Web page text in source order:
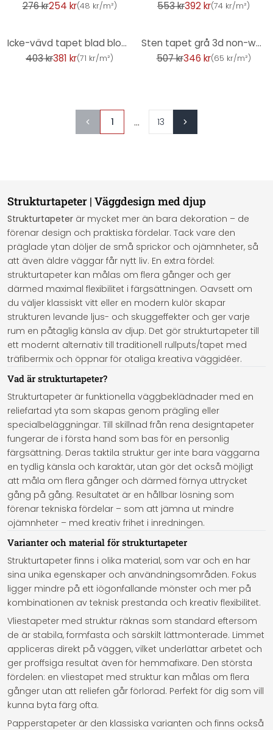
276 kr254 kr(48 kr/m²)
553 kr392 kr(74 kr/m²)
Icke-vävd tapet blad blommor natur matt i vitt rött
403 kr381 kr(71 kr/m²)
Sten tapet grå 3d non-woven tapet sten effekt tapet sten vägg ljusgrå sten vägg
507 kr346 kr(65 kr/m²)
1 ... 13
Strukturtapeter | Väggdesign med djup
Strukturtapeter är mycket mer än bara dekoration – de
förenar design och praktiska fördelar. Tack vare den
präglade ytan döljer de små sprickor och ojämnheter, så
att även äldre väggar får nytt liv. En extra fördel:
strukturtapeter kan målas om flera gånger och ger
därmed maximal flexibilitet i färgsättningen. Oavsett om
du väljer klassiskt vitt eller en modern kulör skapar
strukturen levande ljus- och skuggeffekter och ger varje
rum en påtaglig känsla av djup. Det gör strukturtapeter till
ett modernt alternativ till traditionell rullputs/tapet med
träfibermix och öppnar för otaliga kreativa väggidéer.
Vad är strukturtapeter?
Strukturtapeter är funktionella väggbeklädnader med en
reliefartad yta som skapas genom prägling eller
specialbeläggningar. Till skillnad från rena designtapeter
fungerar de i första hand som bas för en personlig
färgsättning. Deras taktila struktur ger inte bara väggarna
en tydlig känsla och karaktär, utan gör det också möjligt
att måla om flera gånger och därmed förnya uttrycket
gång på gång. Resultatet är en hållbar lösning som
förenar tekniska fördelar – som att jämna ut mindre
ojämnheter – med kreativ frihet i inredningen.
Varianter och material för strukturtapeter
Strukturtapeter finns i olika material, som var och en har
sina unika egenskaper och användningsområden. Fokus
ligger mindre på ett iögonfallande mönster och mer på
kombinationen av teknisk prestanda och kreativ flexibilitet.
Vliestapeter med struktur räknas som standard eftersom
de är stabila, formfasta och särskilt lättmonterade. Limmet
appliceras direkt på väggen, vilket underlättar arbetet och
ger proffsiga resultat även för hemmafixare. Den största
fördelen: en vliestapet med struktur kan målas om flera
gånger utan att reliefen går förlorad. Perfekt för dig som vill
kunna byta färg ofta.
Papperstapeter är den klassiska varianten och finns också